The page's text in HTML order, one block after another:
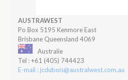
AUSTRAWEST
Po Box 5195 Kenmore East
Brisbane Queensland 4069
Australie
Tel : +61 (405) 744423
E-mail : jcdubois@australwest.com.au